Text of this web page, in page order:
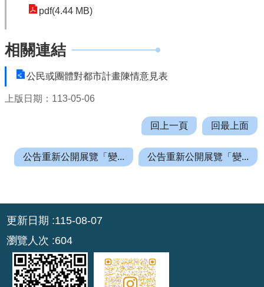
a
隱
策
安
全
策
政
府
pdf(4.44 MB)
相關連結
公民或團體對都市計畫陳情意見表
上版日期：113-05-06
回上一頁 回最上面
公告重新公開展覽「變... 公告重新公開展覽「變...
更新日期 115-08-07
瀏覽人次
604